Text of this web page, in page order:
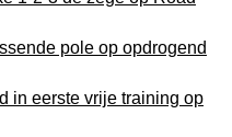
pole op opdrogend
in eerste vrije training op